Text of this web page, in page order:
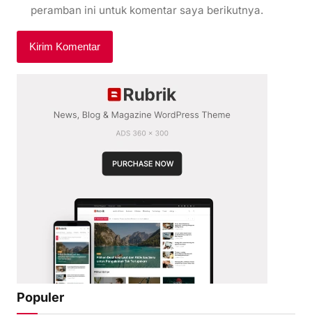
peramban ini untuk komentar saya berikutnya.
Populer